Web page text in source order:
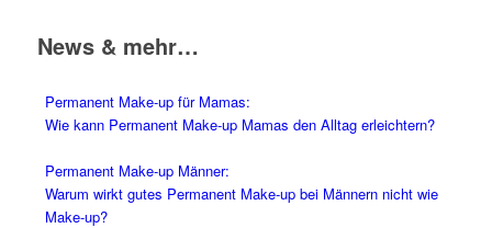
News & mehr…
Permanent Make-up für Mamas:
Wie kann Permanent Make-up Mamas den Alltag erleichtern?
Permanent Make-up Männer:
Warum wirkt gutes Permanent Make-up bei Männern nicht wie
Make-up?